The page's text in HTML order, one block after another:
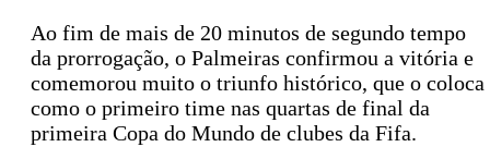
Ao fim de mais de 20 minutos de segundo tempo
da prorrogação, o Palmeiras confirmou a vitória e
comemorou muito o triunfo histórico, que o coloca
como o primeiro time nas quartas de final da
primeira Copa do Mundo de clubes da Fifa.